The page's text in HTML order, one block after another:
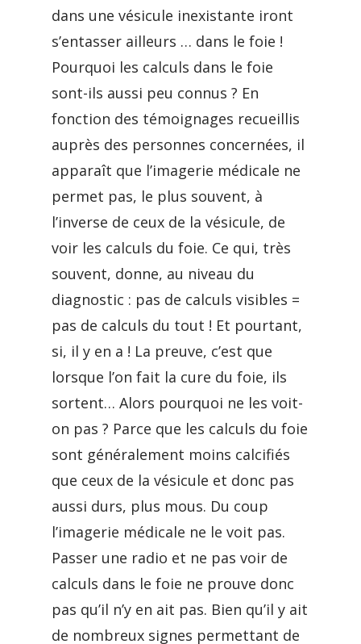
dans une vésicule inexistante iront
s’entasser ailleurs … dans le foie !
Pourquoi les calculs dans le foie
sont-ils aussi peu connus ? En
fonction des témoignages recueillis
auprès des personnes concernées, il
apparaît que l’imagerie médicale ne
permet pas, le plus souvent, à
l’inverse de ceux de la vésicule, de
voir les calculs du foie. Ce qui, très
souvent, donne, au niveau du
diagnostic : pas de calculs visibles =
pas de calculs du tout ! Et pourtant,
si, il y en a ! La preuve, c’est que
lorsque l’on fait la cure du foie, ils
sortent… Alors pourquoi ne les voit-
on pas ? Parce que les calculs du foie
sont généralement moins calcifiés
que ceux de la vésicule et donc pas
aussi durs, plus mous. Du coup
l’imagerie médicale ne le voit pas.
Passer une radio et ne pas voir de
calculs dans le foie ne prouve donc
pas qu’il n’y en ait pas. Bien qu’il y ait
de nombreux signes permettant de